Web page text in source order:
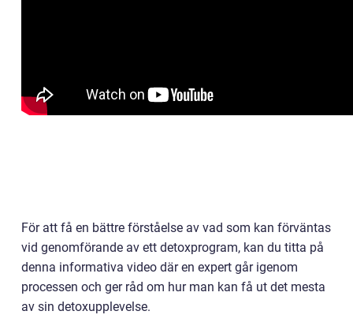
För att få en bättre förståelse av vad som kan förväntas
vid genomförande av ett detoxprogram, kan du titta på
denna informativa video där en expert går igenom
processen och ger råd om hur man kan få ut det mesta
av sin detoxupplevelse.